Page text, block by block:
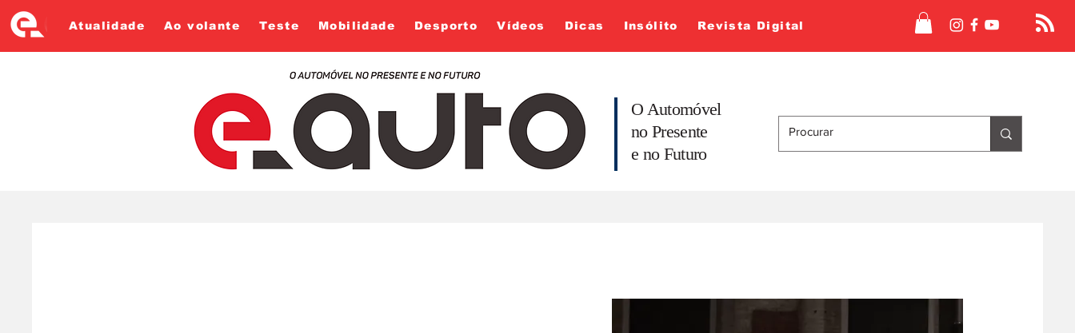
Atualidade Ao volante Teste Mobilidade Desporto Vídeos Dicas Insólito Revista Digital
O Automóvel
no Presente
e no Futuro